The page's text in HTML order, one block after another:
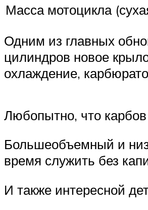
Масса мотоцикла
Одним из главных
цилиндров новое
охлаждение,
Любопытно, что
Большеобъемный и
время служить без
И также интересной